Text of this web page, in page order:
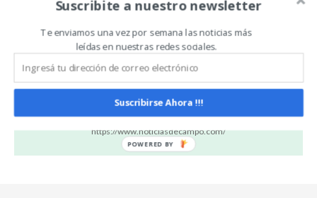
Artículo anterior
evalúan el potencial de
toros en condiciones reales
Artículo siguiente
calidad del forraje, clave
para producir más leche
Carlos Oliveira Espil
https://www.noticiasdecampo.com/
Suscribite a nuestro newsletter
Te enviamos una vez por semana las noticias más
leídas en nuestras redes sociales.
Suscribirse Ahora !!!